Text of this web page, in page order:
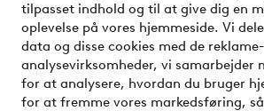
tilpasset indhold og til at give dig en
oplevelse på vores hjemmeside. Vi
data og disse cookies med de
analysevirksomheder, vi samarbejder
for at analysere, hvordan du bruger
for at fremme vores markedsføring,
Sikre betalinger - betal nu
Vil du vide mere om vores